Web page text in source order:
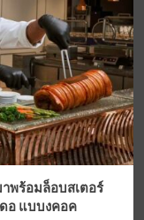
พร้อมล็อบสเตอร์
อ แบบงคอค